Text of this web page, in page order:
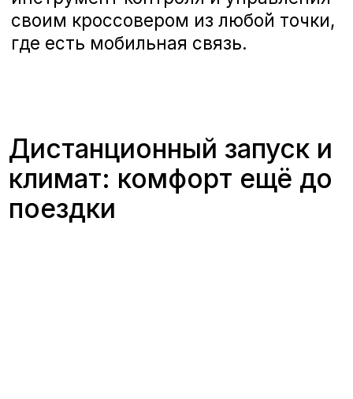
Это особенно актуально в условиях
российского климата: зимой
водитель садится уже в тёплый
салон, а летом — в заранее
и помогает бережнее относиться к
собственному времени.
Управление замками и